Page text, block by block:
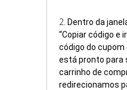
2. Dentro da
“Copiar código e
código do
está pronto para
carrinho de
redirecionamos